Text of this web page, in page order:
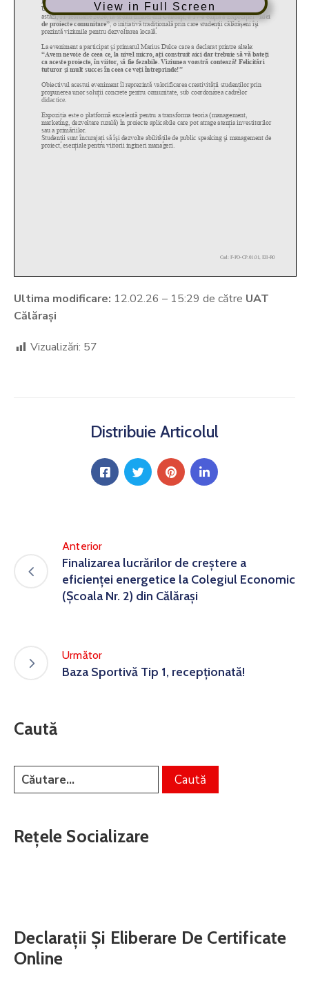
View in Full Screen
Ultima modificare: 12.02.26 – 15:29 de către UAT
Călărași
Vizualizări: 57
Distribuie Articolul
Anterior
Finalizarea lucrărilor de creștere a
eficienței energetice la Colegiul Economic
(Școala Nr. 2) din Călărași
Următor
Baza Sportivă Tip 1, recepționată!
Caută
Rețele Socializare
Declarații Și Eliberare De Certificate
Online